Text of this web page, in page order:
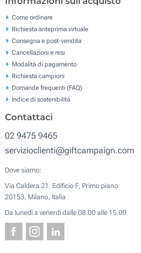
Come ordinare
Richiesta anteprima virtuale
Consegna e post-vendita
Cancellazioni e resi
Modalità di pagamento
Richiesta campioni
Domande frequenti (FAQ)
Indice di sostenibilità
Contattaci
02 9475 9465
servizioclienti@giftcampaign.com
Dove siamo:
Via Caldera 21, Edificio F, Primo piano
20153, Milano, Italia
Da lunedì a venerdì dalle 08.00 alle 15.00